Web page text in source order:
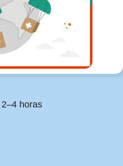
2–4 horas